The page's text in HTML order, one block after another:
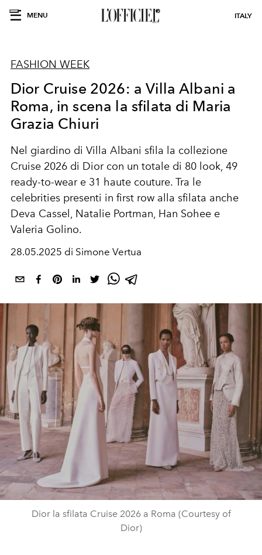
MENU ITALY
FASHION WEEK
Dior Cruise 2026: a Villa Albani a
Roma, in scena la sfilata di Maria
Grazia Chiuri
Nel giardino di Villa Albani sfila la collezione
Cruise 2026 di Dior con un totale di 80 look, 49
ready-to-wear e 31 haute couture. Tra le
celebrities presenti in first row alla sfilata anche
Deva Cassel, Natalie Portman, Han Sohee e
Valeria Golino.
28.05.2025 di Simone Vertua
Dior la sfilata Cruise 2026 a Roma (Courtesy of
Dior)